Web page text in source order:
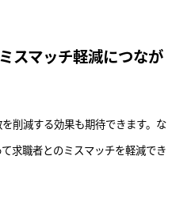
スマッチ軽減につなが
削減する効果も期待できます。な
求職者とのミスマッチを軽減でき